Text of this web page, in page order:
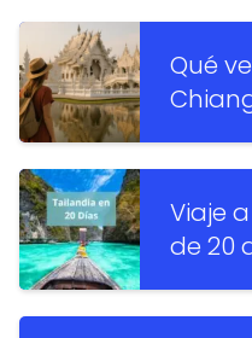
Qué
Viaje
de 20